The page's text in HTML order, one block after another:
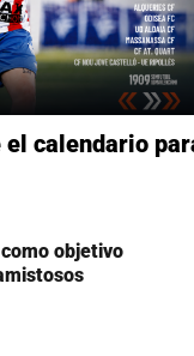
el calendario
objetivo